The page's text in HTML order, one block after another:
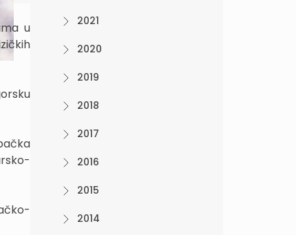
u
2021
2020
2019
2018
2017
2016
2015
2014